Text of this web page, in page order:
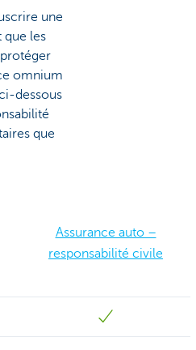
une
que les
omnium
dessous
que
Assurance auto –
responsabilité civile